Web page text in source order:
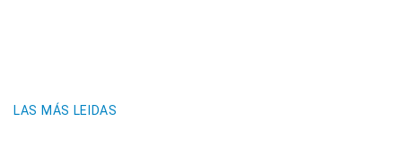
LAS MÁS LEIDAS